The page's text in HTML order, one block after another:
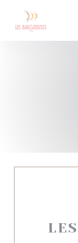
Cookie管理面板